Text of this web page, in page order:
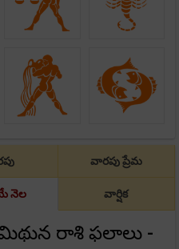
వారపు ప్రేమ
నెల వార్షిక
మిథున రాశి ఫలాలు -